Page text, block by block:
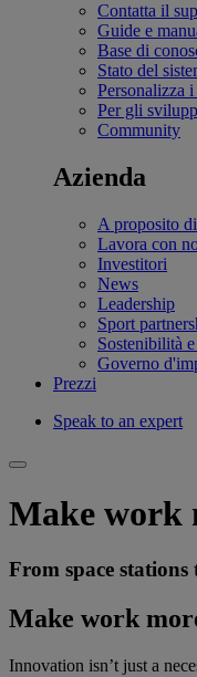
Contatta il
Guide e
Base di
Stato del
Personalizza
Per gli
Community
Azienda
A proposito
Lavora con
Investitori
News
Leadership
Sport
Sostenibilità
Governo
Prezzi
Speak to an expert
Make work
From space stations
Make work
Innovation isn’t just a